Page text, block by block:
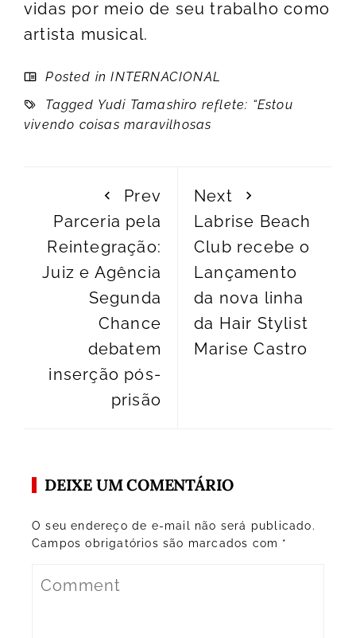
vidas por meio de seu trabalho como
artista musical.
Posted inINTERNACIONAL
Tagged Yudi Tamashiro reflete: “Estou
vivendo coisas maravilhosas
Prev
Parceria pela
Reintegração:
Juiz e Agência
Segunda
Chance
debatem
inserção pós-
prisão
Next
Labrise Beach
Club recebe o
Lançamento
da nova linha
da Hair Stylist
Marise Castro
DEIXE UM COMENTÁRIO
O seu endereço de e-mail não será publicado.
Campos obrigatórios são marcados com *